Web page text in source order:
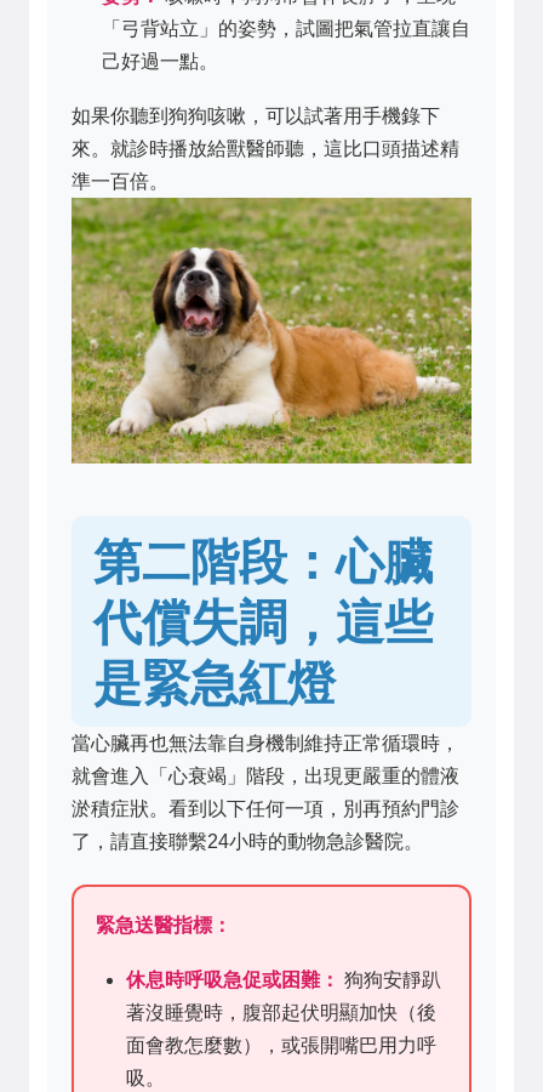
「弓背站立」的姿勢，試圖把氣管拉直讓自
己好過一點。
如果你聽到狗狗咳嗽，可以試著用手機錄下
來。就診時播放給獸醫師聽，這比口頭描述精
準一百倍。
第二階段：心臟
代償失調，這些
是緊急紅燈
當心臟再也無法靠自身機制維持正常循環時，
就會進入「心衰竭」階段，出現更嚴重的體液
淤積症狀。看到以下任何一項，別再預約門診
了，請直接聯繫24小時的動物急診醫院。
緊急送醫指標：
休息時呼吸急促或困難： 狗狗安靜趴
著沒睡覺時，腹部起伏明顯加快（後
面會教怎麼數），或張開嘴巴用力呼
吸。